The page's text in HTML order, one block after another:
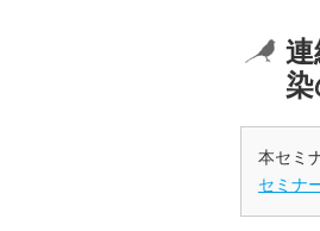
本セミ
セミナ